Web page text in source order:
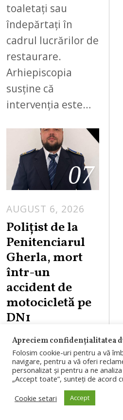
toaletați sau
îndepărtați în
cadrul lucrărilor de
restaurare.
Arhiepiscopia
susține că
intervenția este…
07
AUGUST 6, 2026
Polițist de la
Penitenciarul
Gherla, mort
într-un
accident de
motocicletă pe
DN1
Un polițist de
penitenciare în
vârstă de 36 de
ani, angajat al
Penitenciarului
Apreciem confidențialitatea
Folosim cookie-uri pentru a vă
navigare, pentru a vă oferi
personalizat și pentru a ne
„Accept toate”, sunteți de acord
Cookie setari
Accept